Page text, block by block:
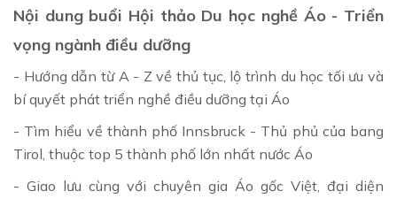
Nội dung buổi Hội thảo Du học nghề Áo - Triển
vọng ngành điều dưỡng
- Hướng dẫn từ A - Z về thủ tục, lộ trình du học tối ưu và
bí quyết phát triển nghề điều dưỡng tại Áo
- Tìm hiểu về thành phố Innsbruck - Thủ phủ của bang
Tirol, thuộc top 5 thành phố lớn nhất nước Áo
- Giao lưu cùng với chuyên gia Áo gốc Việt, đại diện